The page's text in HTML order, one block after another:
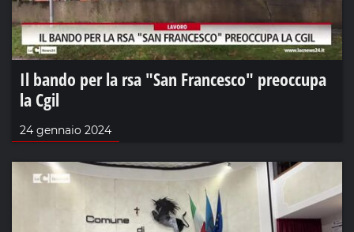
Il bando per la rsa "San Francesco" preoccupa
la Cgil
24 gennaio 2024